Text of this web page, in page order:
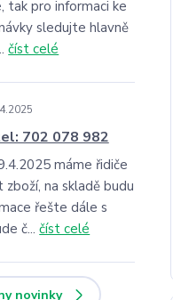
tak pro informaci ke
sledujte hlavně
číst celé
702 078 982
máme řidiče
na skladě budu
řešte dále s
č...číst celé
novinky